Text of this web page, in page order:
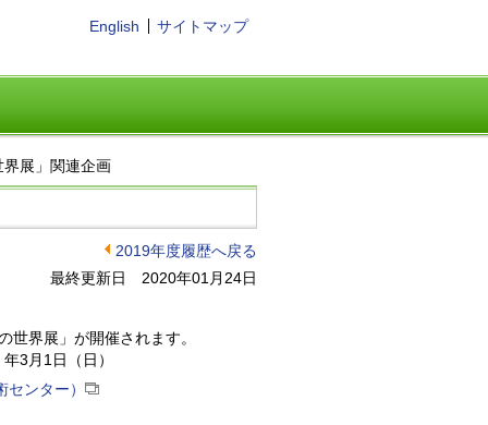
English サイトマップ
展」関連企画
2019年度履歴へ戻る
最終更新日 2020年01月24日
界展」が開催されます。
3月1日（日）
ンター）